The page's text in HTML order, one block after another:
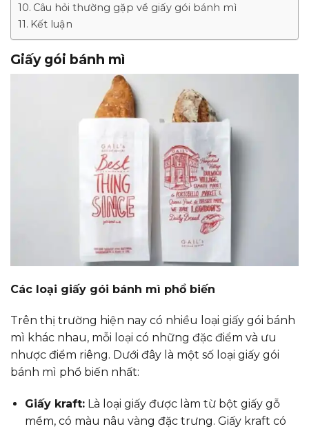
Câu hỏi thường gặp về giấy gói bánh mì
Kết luận
Giấy gói bánh mì
Các loại giấy gói bánh mì phổ biến
Trên thị trường hiện nay có nhiều loại giấy gói bánh
mì khác nhau, mỗi loại có những đặc điểm và ưu
nhược điểm riêng. Dưới đây là một số loại giấy gói
bánh mì phổ biến nhất:
Giấy kraft:Là loại giấy được làm từ bột giấy gỗ
mềm, có màu nâu vàng đặc trưng. Giấy kraft có